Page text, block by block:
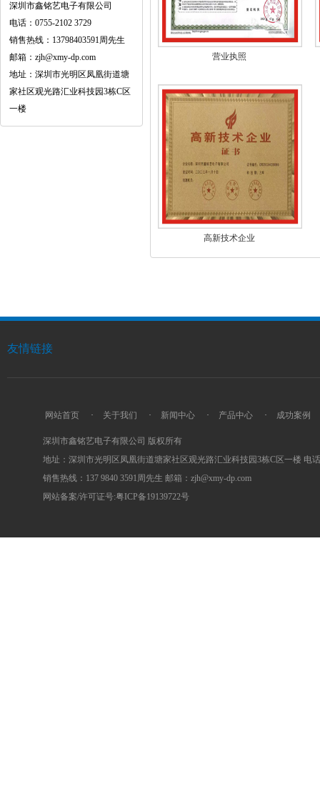
深圳市鑫铭艺电子有限公司
电话：0755-2102 3729
销售热线：13798403591周先生
邮箱：zjh@xmy-dp.com
地址：深圳市光明区凤凰街道塘
家社区观光路汇业科技园3栋C区
一楼
营业执照
高新技术企业
友情链接
网站首页 · 关于我们 · 新闻中心 · 产品中心 · 成功案例
深圳市鑫铭艺电子有限公司 版权所有
地址：深圳市光明区凤凰街道塘家社区观光路汇业科技园3栋C区一楼 电话
销售热线：137 9840 3591周先生 邮箱：zjh@xmy-dp.com
网站备案/许可证号:粤ICP备19139722号